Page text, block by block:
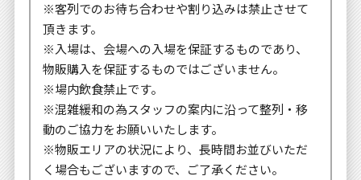
※客列でのお待ち合わせや割り込みは禁止させて
頂きます。
※入場は、会場への入場を保証するものであり、
物販購入を保証するものではございません。
※場内飲食禁止です。
※混雑緩和の為スタッフの案内に沿って整列・移
動のご協力をお願いいたします。
※物販エリアの状況により、長時間お並びいただ
く場合もございますので、ご了承ください。